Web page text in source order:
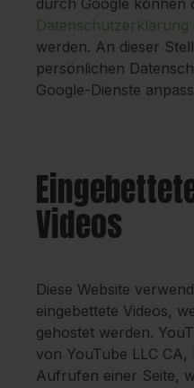
durch Google können
Datenschutzerklärung
werden. An dieser
persönlichen
Google-Dienste
Videos
Diese Website
eingebettete Videos,
gehostet werden.
von YouTube LLC
Aufrufen einer Seite,